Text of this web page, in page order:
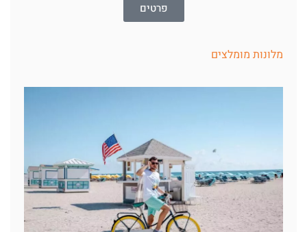
פרטים
מלונות מומלצים